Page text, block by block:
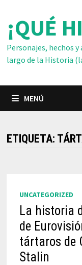
contenido
¡QUÉ
Personajes, hechos y
largo de la Historia
MENÚ
ETIQUETA:
UNCATEGORIZED
La historia
de
tártaros de
Stalin